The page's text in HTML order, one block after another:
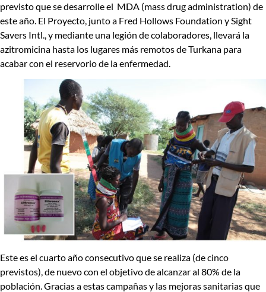
previsto que se desarrolle el MDA (mass drug administration) de
este año. El Proyecto, junto a Fred Hollows Foundation y Sight
Savers Intl., y mediante una legión de colaboradores, llevará la
azitromicina hasta los lugares más remotos de Turkana para
acabar con el reservorio de la enfermedad.
Este es el cuarto año consecutivo que se realiza (de cinco
previstos), de nuevo con el objetivo de alcanzar al 80% de la
población. Gracias a estas campañas y las mejoras sanitarias que